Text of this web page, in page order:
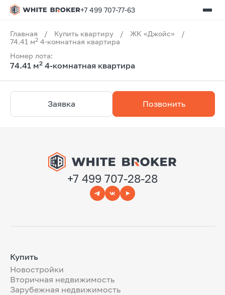
+7 499 707-77-63
Главная / Купить квартиру / ЖК «Джойс»
/
74.41 м2 4-комнатная квартира
Номер лота:
74.41 м2 4-комнатная квартира
Заявка Позвонить
+7 499 707-28-28
Купить
Новостройки
Вторичная недвижимость
Зарубежная недвижимость